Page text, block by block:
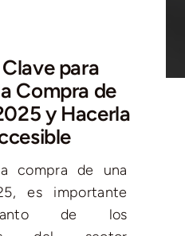
para
Compra de
y Hacerla
compra de una
es importante
de los